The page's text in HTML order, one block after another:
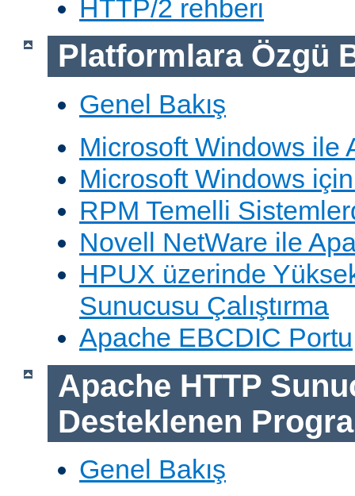
HTTP/2 rehberi
Platformlara Özgü
Genel Bakış
Microsoft Windows ile
Microsoft Windows
RPM Temelli
Novell NetWare ile
HPUX üzerinde
Sunucusu Çalıştırma
Apache EBCDIC Portu
Apache HTTP
Desteklenen
Genel Bakış